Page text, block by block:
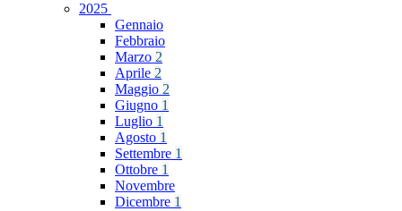
2025
Gennaio
Febbraio
Marzo 2
Aprile 2
Maggio 2
Giugno 1
Luglio 1
Agosto 1
Settembre 1
Ottobre 1
Novembre
Dicembre 1